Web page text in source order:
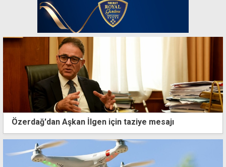
Özerdağ'dan Aşkan İlgen için taziye mesajı